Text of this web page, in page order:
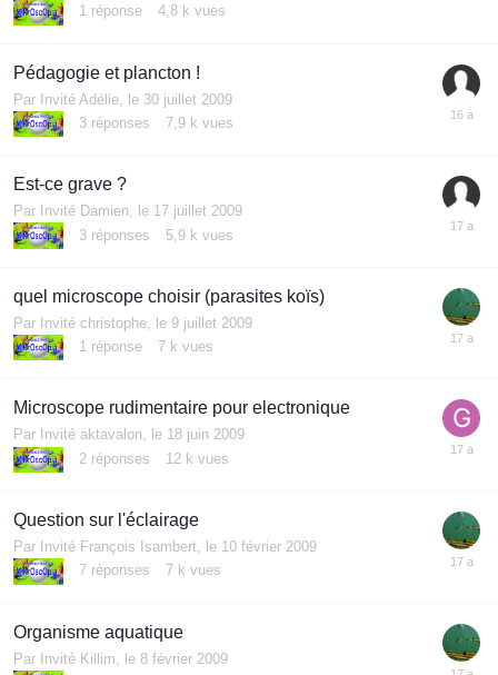
1 réponse 4,8 k vues
Pédagogie et plancton !
Par Invité Adélie, le 30 juillet 2009
3 réponses 7,9 k vues
Est-ce grave ?
Par Invité Damien, le 17 juillet 2009
3 réponses 5,9 k vues
quel microscope choisir (parasites koïs)
Par Invité christophe,
le 9 juillet 2009
1 réponse 7 k vues
Microscope rudimentaire pour electronique
Par Invité aktavalon, le 18 juin 2009
2 réponses 12 k vues
Question sur l'éclairage
Par Invité François Isambert, le 10 février 2009
7 réponses 7 k vues
Organisme aquatique
Par Invité Killim, le 8 février 2009